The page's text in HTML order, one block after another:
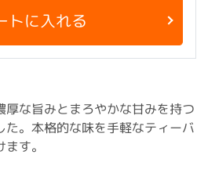
トに入れる
厚な旨みとまろやかな甘みを持つ
た。本格的な味を手軽なティーバ
す。